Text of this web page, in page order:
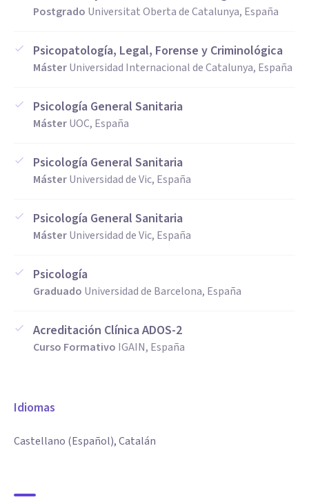
Postgrado Universitat Oberta de Catalunya, España
Psicopatología, Legal, Forense y Criminológica
MásterUniversidad Internacional de Catalunya, España
Psicología General Sanitaria
MásterUOC, España
Psicología General Sanitaria
MásterUniversidad de Vic, España
Psicología General Sanitaria
MásterUniversidad de Vic, España
Psicología
Graduado Universidad de Barcelona, España
Acreditación Clínica ADOS-2
Curso Formativo IGAIN, España
Idiomas
Castellano (Español), Catalán